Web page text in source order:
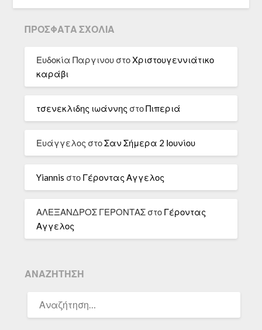
ΠΡΌΣΦΑΤΑ ΣΧΌΛΙΑ
Ευδοκία Παργινου στοΧριστουγεννιάτικο
καράβι
τσενεκλιδης ιωάννης στοΠιπεριά
Ευάγγελος στοΣαν Σήμερα 2 Ιουνίου
Yiannis στο Γέροντας Αγγελος
ΑΛΕΞΑΝΔΡΟΣ ΓΕΡΟΝΤΑΣ στο Γέροντας
Αγγελος
ΑΝΑΖΉΤΗΣΗ
ΓΙΑ: